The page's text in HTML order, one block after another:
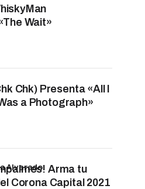
Wait»
Chk) Presenta «All I
a Photograph»
Arma tu
Corona Capital 2021
Alvarado